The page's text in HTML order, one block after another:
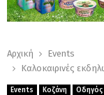
Αρχική
Events
Καλοκαιρινές
Events Κοζάνη Οδηγός